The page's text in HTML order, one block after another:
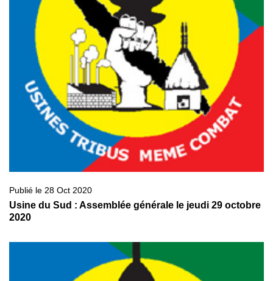
Publié le 28 Oct 2020
Usine du Sud : Assemblée générale le jeudi 29 octobre
2020